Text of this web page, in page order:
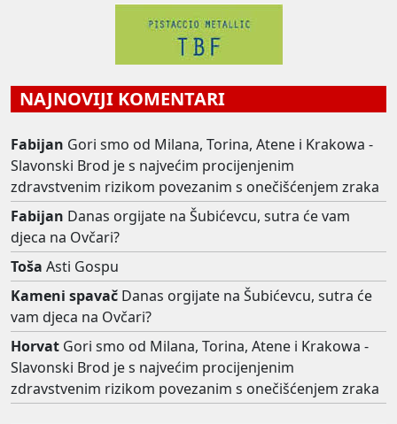
NAJNOVIJI KOMENTARI
Fabijan Gori smo od Milana, Torina, Atene i Krakowa -
Slavonski Brod je s najvećim procijenjenim
zdravstvenim rizikom povezanim s onečišćenjem zraka
Fabijan Danas orgijate na Šubićevcu, sutra će vam
djeca na Ovčari?
Toša Asti Gospu
Kameni spavač Danas orgijate na Šubićevcu, sutra će
vam djeca na Ovčari?
Horvat Gori smo od Milana, Torina, Atene i Krakowa -
Slavonski Brod je s najvećim procijenjenim
zdravstvenim rizikom povezanim s onečišćenjem zraka